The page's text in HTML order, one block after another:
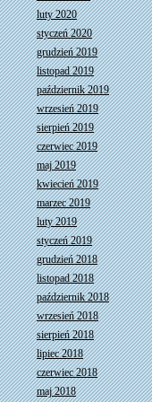
luty 2020
styczeń 2020
grudzień 2019
listopad 2019
październik 2019
wrzesień 2019
sierpień 2019
czerwiec 2019
maj 2019
kwiecień 2019
marzec 2019
luty 2019
styczeń 2019
grudzień 2018
listopad 2018
październik 2018
wrzesień 2018
sierpień 2018
lipiec 2018
czerwiec 2018
maj 2018